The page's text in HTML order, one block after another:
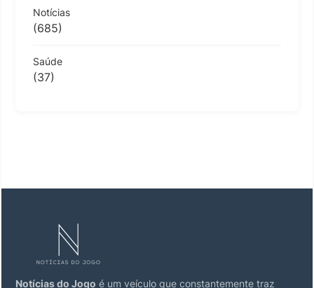
Notícias
(685)
Saúde
(37)
Notícias do Jogo é um veículo que constantemente traz